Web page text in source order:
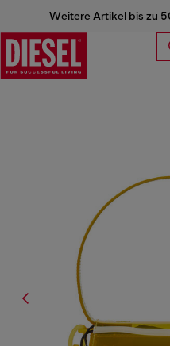
Weitere Artikel bis zu